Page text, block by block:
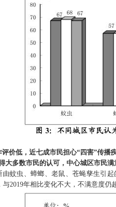
价低，近七成市民担心“四害”传播
大多数市民的认可，中心城区市民满
由蚊虫、蟑螂、老鼠、苍蝇孳生引
2019年相比变化不大，不满意度仍